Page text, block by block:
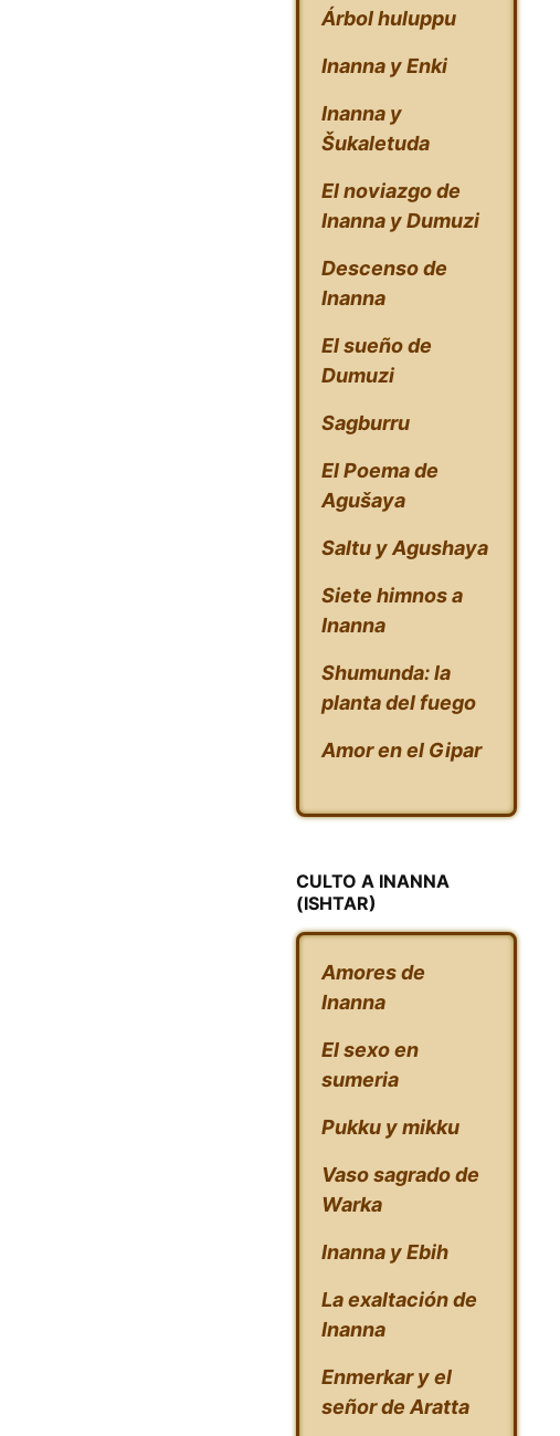
Árbol huluppu
Inanna y Enki
Inanna y
Šukaletuda
El noviazgo de
Inanna y Dumuzi
Descenso de
Inanna
El sueño de
Dumuzi
Sagburru
El Poema de
Agušaya
Saltu y Agushaya
Siete himnos a
Inanna
Shumunda: la
planta del fuego
Amor en el Gipar
CULTO A INANNA
(ISHTAR)
Amores de
Inanna
El sexo en
sumeria
Pukku y mikku
Vaso sagrado de
Warka
Inanna y Ebih
La exaltación de
Inanna
Enmerkar y el
señor de Aratta